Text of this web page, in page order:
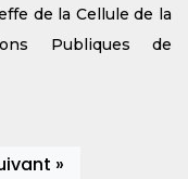
de la Cellule de la
Publiques de
»